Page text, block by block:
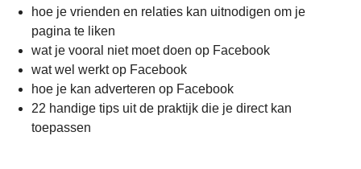
hoe je vrienden en relaties kan uitnodigen om je
pagina te liken
wat je vooral niet moet doen op Facebook
wat wel werkt op Facebook
hoe je kan adverteren op Facebook
22 handige tips uit de praktijk die je direct kan
toepassen